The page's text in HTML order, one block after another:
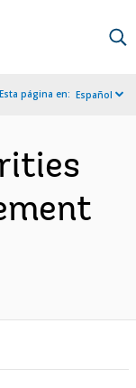
Esta página en: Español